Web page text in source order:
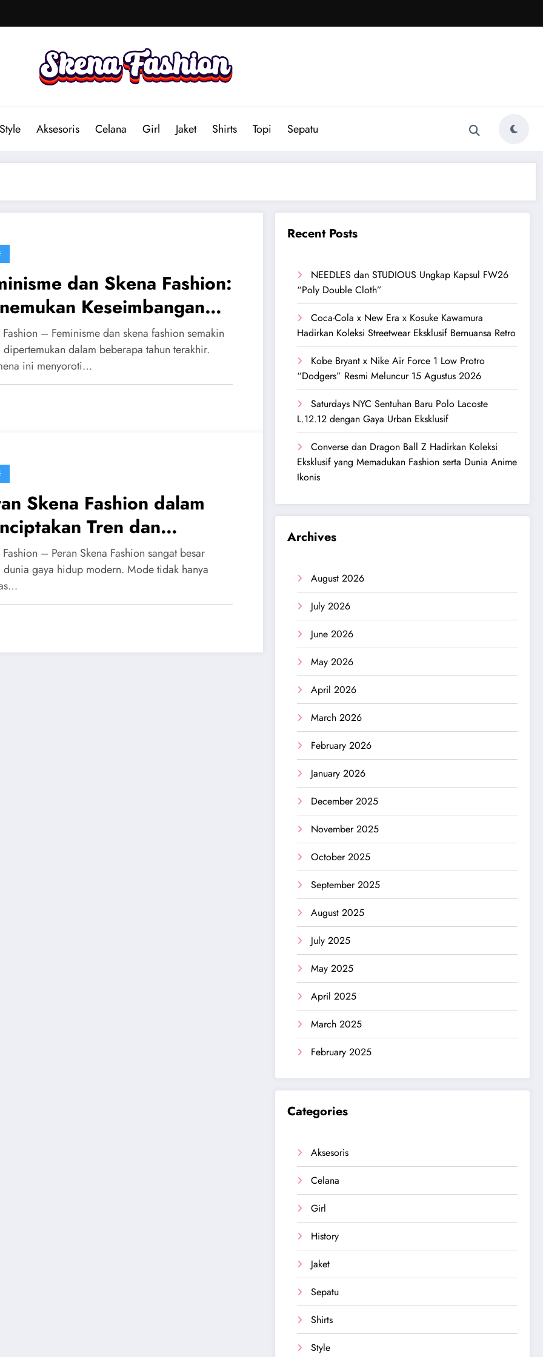
Style Aksesoris Celana Girl Jaket Shirts Topi Sepatu
dan Skena Fashion:
Keseimbangan
Gaya dan Pesan
Fashion – Feminisme dan skena fashion semakin
dalam beberapa tahun terakhir.
ini menyoroti…
Skena Fashion dalam
Tren dan
Gaya Hidup
Fashion – Peran Skena Fashion sangat besar
dunia gaya hidup modern. Mode tidak hanya
Recent Posts
NEEDLES dan STUDIOUS Ungkap Kapsul FW26
“Poly Double Cloth”
Coca-Cola x New Era x Kosuke Kawamura
Hadirkan Koleksi Streetwear Eksklusif Bernuansa Retro
Kobe Bryant x Nike Air Force 1 Low Protro
“Dodgers” Resmi Meluncur 15 Agustus 2026
Saturdays NYC Sentuhan Baru Polo Lacoste
L.12.12 dengan Gaya Urban Eksklusif
Converse dan Dragon Ball Z Hadirkan Koleksi
Eksklusif yang Memadukan Fashion serta Dunia Anime
Ikonis
Archives
August 2026
July 2026
June 2026
May 2026
April 2026
March 2026
February 2026
January 2026
December 2025
November 2025
October 2025
September 2025
August 2025
July 2025
May 2025
April 2025
March 2025
February 2025
Categories
Aksesoris
Celana
Girl
History
Jaket
Sepatu
Shirts
Style